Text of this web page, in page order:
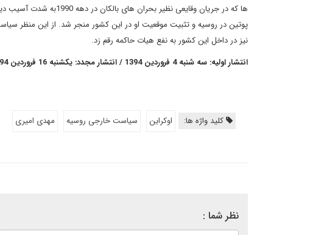
ها که در جریان وقایعی
پوتین در روسیه و تثبیت موقعیت او در این کشور منجر شد. از این منظر
نیز در داخل این کشور به نفع هیات حاکمه رقم زد.
انتشار اولیه: سه شنبه 4 فروردین 1394 / انتشار مجدد: یکشنبه 16 فروردین 1394
کلید واژه ها: اوکراین سیاست خارجی روسیه مهدی امیری
نظر شما :